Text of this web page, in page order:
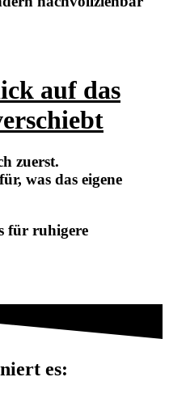
auf das
zuerst.
was das eigene
für ruhigere
es: